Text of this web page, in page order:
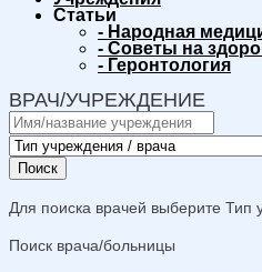
Статьи
- Народная
- Советы на
- Геронтология
ВРАЧ/УЧРЕЖДЕНИЕ
Поиск
Для поиска врачей выберите Тип
Поиск врача/больницы